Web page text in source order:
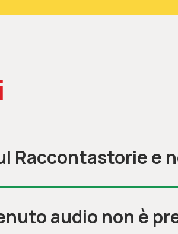
Raccontastorie e
audio non è